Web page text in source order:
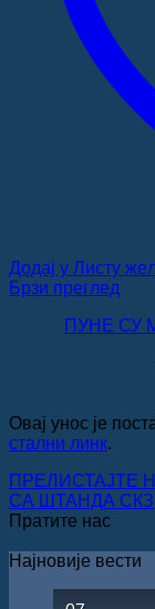
Додај у Листу
Брзи преглед
ПУНЕ СУ
Овај унос је
стални линк.
ПРЕЛИСТАЈТЕ
СА ШТАНДА СКЗ
Пратите нас
Најновије вести